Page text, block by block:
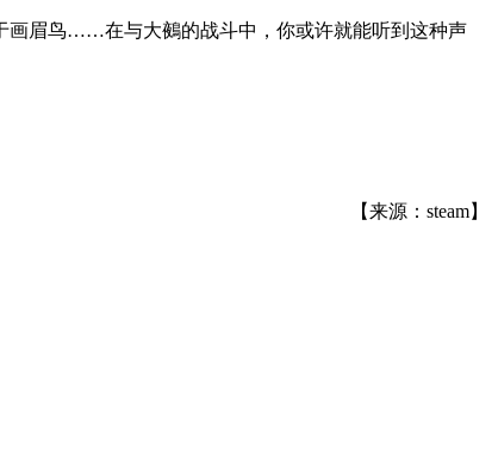
画眉鸟……在与大鵺的战斗中，你或许就能听到这种声
【来源：steam】